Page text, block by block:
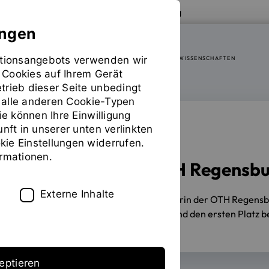
Zur Website der OTH Regensburg
FAKULTÄT SOZIAL- UND GESUNDHEITSWISSENSCHAFTEN
EUROPAVOX CAMPUS
Studentin der OTH
05.05.2023 Elen in wavs, Vertreterin der OTH
Band Astroturf in Clermont-Ferrand den ersten Platz
verwenden wir
auf Ihrem Gerät
dieser Seite unbedingt
anderen Cookie-Typen
können Ihre Einwilligung
in unserer unten verlinkten
Einstellungen widerrufen.
Externe Inhalte